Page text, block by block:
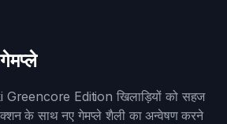
Edition खिलाड़ियों को सहज
के साथ नए गेमप्ले शैली का अन्वेषण करने